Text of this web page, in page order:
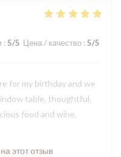
: 5/5 Цена / качество : 5/5
for my birthday and we
table, thoughtful,
food and wine.
этот отзыв